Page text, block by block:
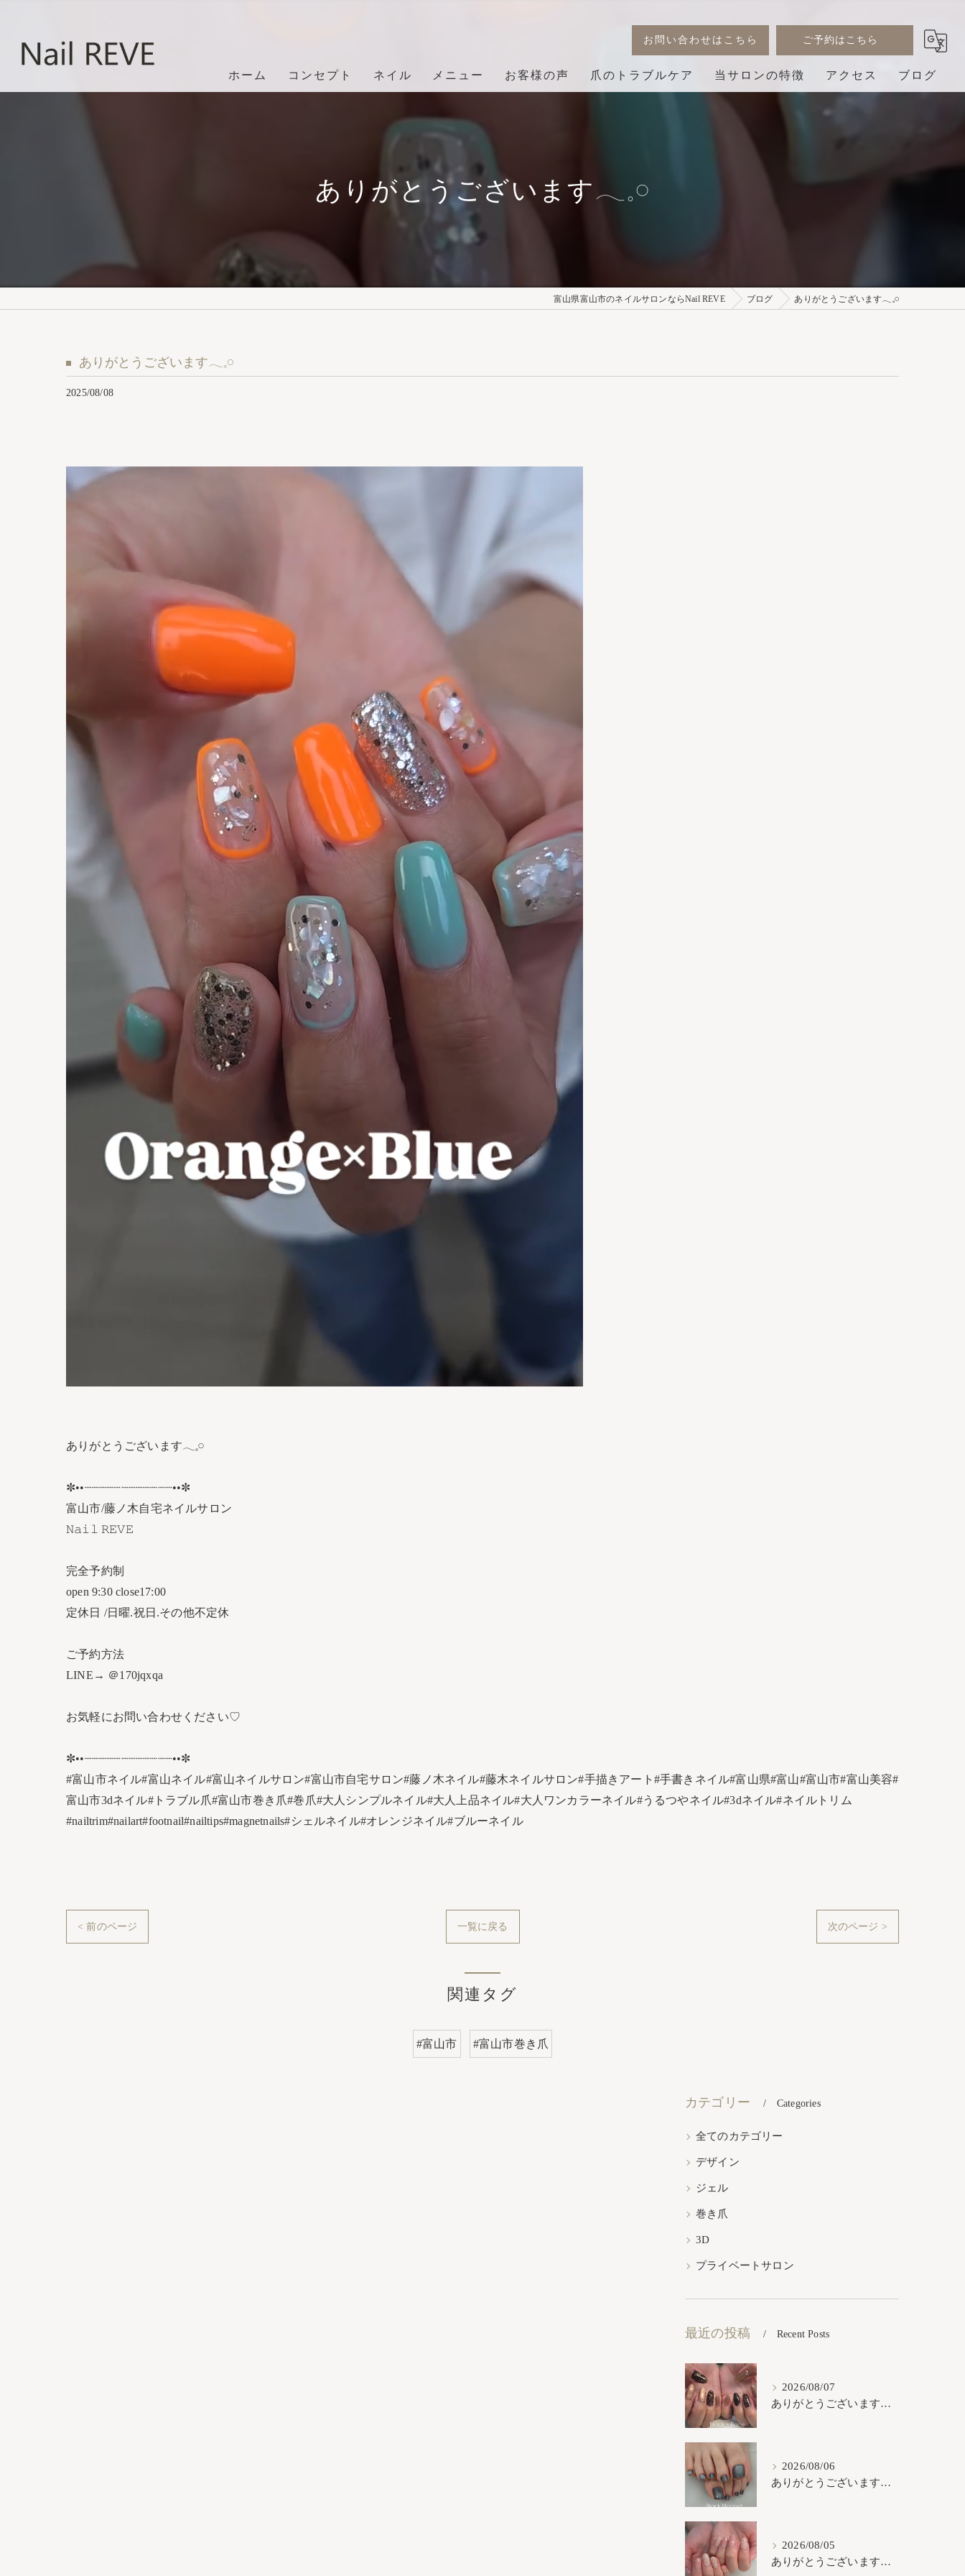
お問い合わせはこちら ご予約はこちら
ホーム コンセプト ネイル メニュー お客様の声 爪のトラブルケア 当サロンの特徴 アクセス ブログ
ありがとうございます𓂃𓈒𓏸︎︎︎︎
富山県富山市のネイルサロンならNail REVE ブログ ありがとうございます𓂃𓈒𓏸︎︎︎︎
ありがとうございます𓂃𓈒𓏸︎︎︎︎
2025/08/08
ありがとうございます𓂃𓈒𓏸︎︎︎︎
✼••┈┈┈┈┈┈┈┈┈┈┈┈••✼
富山市/藤ノ木自宅ネイルサロン
𝙽𝚊𝚒𝚕 𝚁𝙴𝚅𝙴
完全予約制
open 9:30 close17:00
定休日 /日曜.祝日.その他不定休
ご予約方法
LINE→ ＠170jqxqa
お気軽にお問い合わせください♡
✼••┈┈┈┈┈┈┈┈┈┈┈┈••✼
#富山市ネイル#富山ネイル#富山ネイルサロン#富山市自宅サロン#藤ノ木ネイル#藤木ネイルサロン#手描きアート#手書きネイル#富山県#富山#富山市#富山美容#
富山市3dネイル#トラブル爪#富山市巻き爪#巻爪#大人シンプルネイル#大人上品ネイル#大人ワンカラーネイル#うるつやネイル#3dネイル#ネイルトリム
#nailtrim#nailart#footnail#nailtips#magnetnails#シェルネイル#オレンジネイル#ブルーネイル
< 前のページ 一覧に戻る 次のページ >
関連タグ
#富山市 #富山市巻き爪
カテゴリー Categories
全てのカテゴリー
デザイン
ジェル
巻き爪
3D
プライベートサロン
最近の投稿 Recent Posts
2026/08/07
ありがとうございます𓂃𓈒𓏸︎︎︎︎
2026/08/06
ありがとうございます𓂃𓈒𓏸︎︎︎︎
2026/08/05
ありがとうございます𓂃𓈒𓏸︎︎︎︎